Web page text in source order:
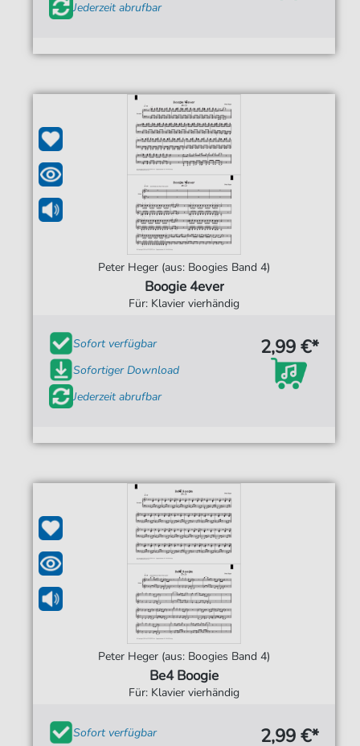
Jederzeit abrufbar
Peter Heger (aus: Boogies Band 4)
Boogie 4ever
Für: Klavier vierhändig
Sofort verfügbar
Sofortiger Download
Jederzeit abrufbar
2,99 €*
Peter Heger (aus: Boogies Band 4)
Be4 Boogie
Für: Klavier vierhändig
Sofort verfügbar 2,99 €*